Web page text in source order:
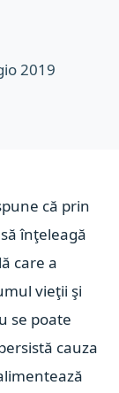
2019
că prin
înţeleagă
care a
vieţii şi
se poate
cauza